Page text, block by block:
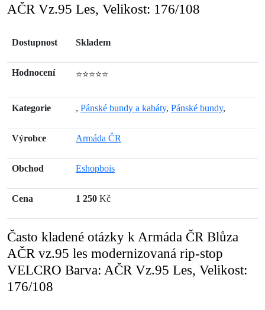
AČR Vz.95 Les, Velikost: 176/108
Dostupnost Skladem
Hodnocení ⭐⭐⭐⭐⭐
Kategorie , Pánské bundy a kabáty, Pánské bundy,
Výrobce Armáda ČR
Obchod Eshopbois
Cena 1 250 Kč
Často kladené otázky k Armáda ČR Blůza
AČR vz.95 les modernizovaná rip-stop
VELCRO Barva: AČR Vz.95 Les, Velikost:
176/108